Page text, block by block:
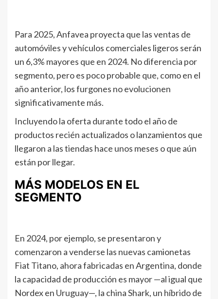
Para 2025, Anfavea proyecta que las ventas de
automóviles y vehículos comerciales ligeros serán
un 6,3% mayores que en 2024. No diferencia por
segmento, pero es poco probable que, como en el
año anterior, los furgones no evolucionen
significativamente más.
Incluyendo la oferta durante todo el año de
productos recién actualizados o lanzamientos que
llegaron a las tiendas hace unos meses o que aún
están por llegar.
MÁS MODELOS EN EL
SEGMENTO
En 2024, por ejemplo, se presentaron y
comenzaron a venderse las nuevas camionetas
Fiat Titano, ahora fabricadas en Argentina, donde
la capacidad de producción es mayor —al igual que
Nordex en Uruguay—, la china Shark, un híbrido de